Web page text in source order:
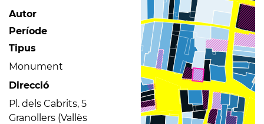
Autor
Període
Tipus
Monument
Direcció
Pl. dels Cabrits, 5
Granollers (Vallès